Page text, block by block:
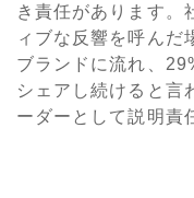
き責任があります。
ィブな反響を呼んだ
ブランドに流れ、
シェアし続けると言
ーダーとして説明責